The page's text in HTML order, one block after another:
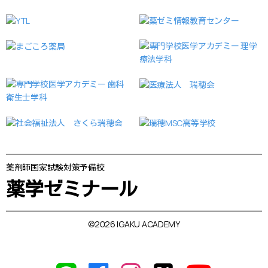
薬剤師国家試験対策予備校
薬学ゼミナール
©2026 IGAKU ACADEMY